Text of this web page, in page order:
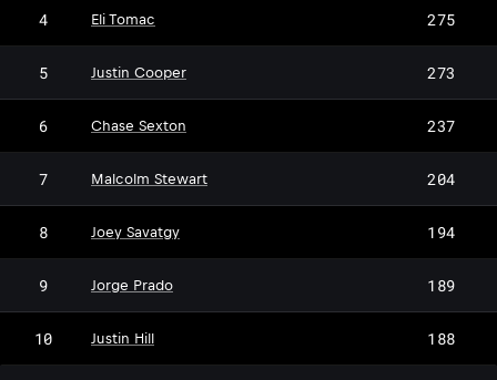
4 Eli Tomac 275
5 Justin Cooper 273
6 Chase Sexton 237
7 Malcolm Stewart 204
8 Joey Savatgy 194
9 Jorge Prado 189
10 Justin Hill 188